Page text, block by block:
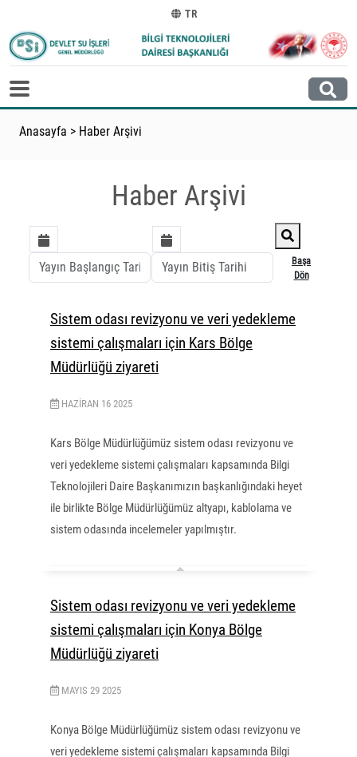
TR
Anasayfa > Haber Arşivi
Haber Arşivi
Başa
Dön
Sistem odası revizyonu ve veri yedekleme
sistemi çalışmaları için Kars Bölge
Müdürlüğü ziyareti
HAZIRAN 16 2025
Kars Bölge Müdürlüğümüz sistem odası revizyonu ve
veri yedekleme sistemi çalışmaları kapsamında Bilgi
Teknolojileri Daire Başkanımızın başkanlığındaki heyet
ile birlikte Bölge Müdürlüğümüz altyapı, kablolama ve
sistem odasında incelemeler yapılmıştır.
Sistem odası revizyonu ve veri yedekleme
sistemi çalışmaları için Konya Bölge
Müdürlüğü ziyareti
MAYIS 29 2025
Konya Bölge Müdürlüğümüz sistem odası revizyonu ve
veri yedekleme sistemi çalışmaları kapsamında Bilgi